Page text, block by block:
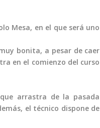
Mesa, en el que será uno
bonita, a pesar de caer
en el comienzo del curso
arrastra de la pasada
el técnico dispone de